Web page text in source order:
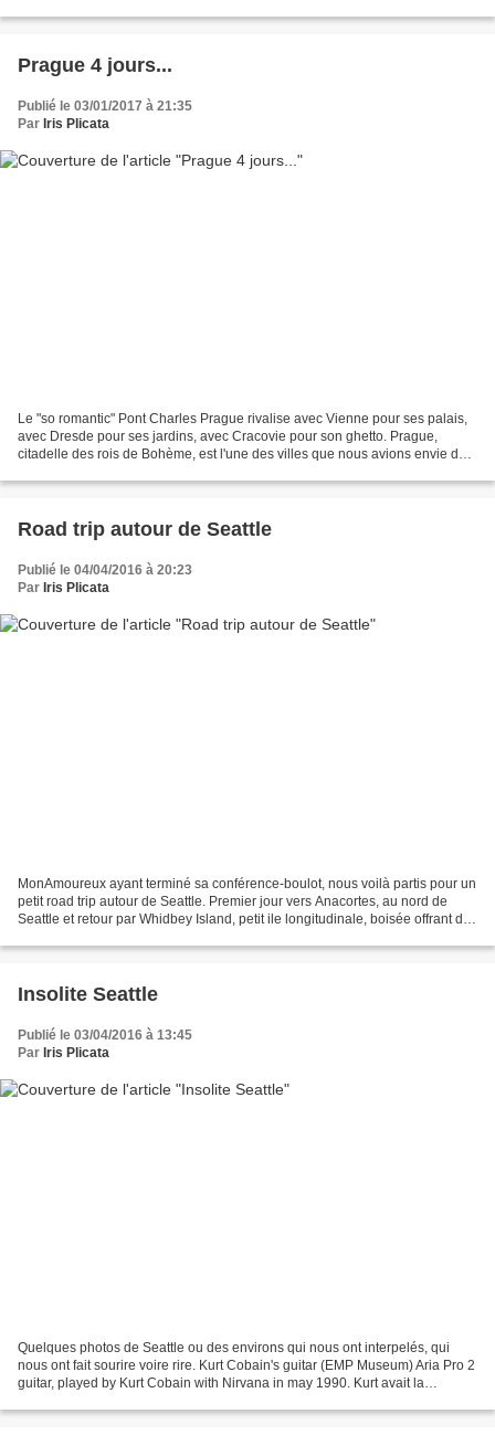
Prague 4 jours...
Publié le 03/01/2017 à 21:35
Par Iris Plicata
Le "so romantic" Pont Charles Prague rivalise avec Vienne pour ses palais,
avec Dresde pour ses jardins, avec Cracovie pour son ghetto. Prague,
citadelle des rois de Bohème, est l'une des villes que nous avions envie de
Road trip autour de Seattle
Publié le 04/04/2016 à 20:23
Par Iris Plicata
MonAmoureux ayant terminé sa conférence-boulot, nous voilà partis pour un
petit road trip autour de Seattle. Premier jour vers Anacortes, au nord de
Seattle et retour par Whidbey Island, petit ile longitudinale, boisée offrant de
Insolite Seattle
Publié le 03/04/2016 à 13:45
Par Iris Plicata
Quelques photos de Seattle ou des environs qui nous ont interpelés, qui
nous ont fait sourire voire rire. Kurt Cobain's guitar (EMP Museum) Aria Pro 2
guitar, played by Kurt Cobain with Nirvana in may 1990. Kurt avait la